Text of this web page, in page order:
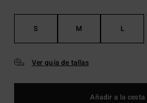
S M L
Ver guía de tallas
Añadir a la cesta